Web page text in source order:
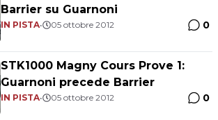
Barrier su Guarnoni
IN PISTA• 05 ottobre 2012 0
STK1000 Magny Cours Prove 1:
Guarnoni precede Barrier
IN PISTA• 05 ottobre 2012 0